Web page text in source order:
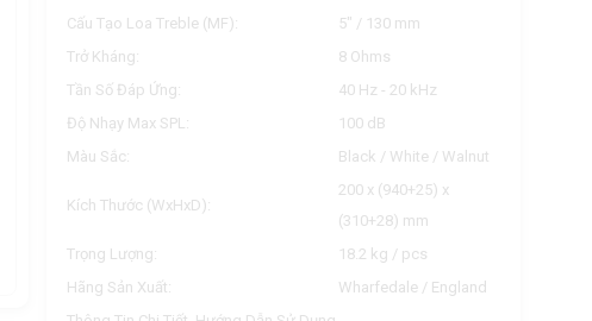
Cấu Tạo Loa Treble (MF):
5" / 130 mm
Trở Kháng:
8 Ohms
Tần Số Đáp Ứng:
40 Hz - 20 kHz
Độ Nhạy Max SPL:
100 dB
Màu Sắc:
Black / White / Walnut
Kích Thước (WxHxD):
200 x (940+25) x
(310+28) mm
Trọng Lượng:
18.2 kg / pcs
Hãng Sản Xuất:
Wharfedale / England